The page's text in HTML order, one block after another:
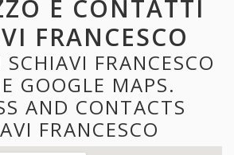
E CONTATTI
FRANCESCO
FRANCESCO
GOOGLE MAPS.
AND CONTACTS
FRANCESCO